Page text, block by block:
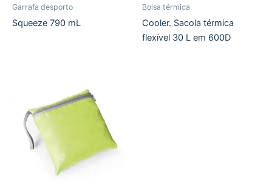
Garrafa desporto
Squeeze 790 mL
Bolsa térmica
Cooler. Sacola térmica
flexível 30 L em 600D